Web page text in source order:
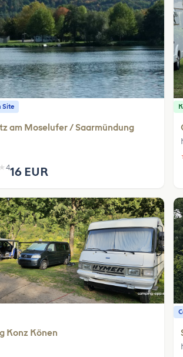
Site
am Moselufer / Saarmündung
★416 EUR
Konz Könen